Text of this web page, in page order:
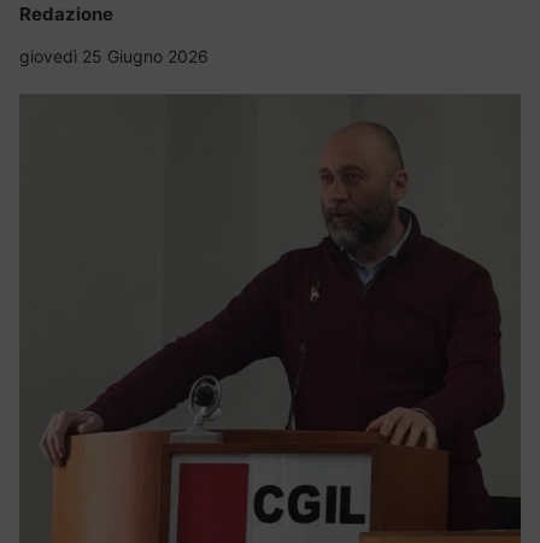
Redazione
giovedì 25 Giugno 2026